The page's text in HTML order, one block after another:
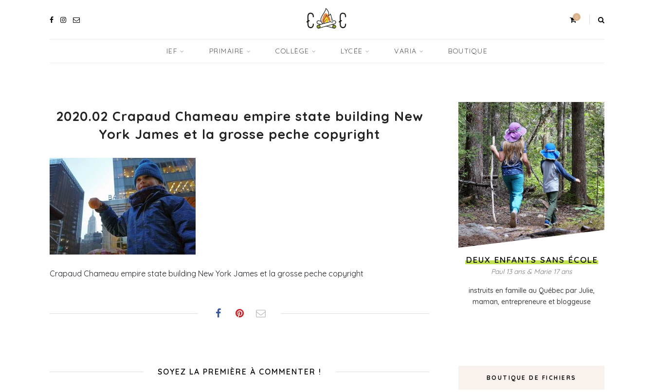
0
IEF PRIMAIRE COLLÈGE LYCÉE VARIA BOUTIQUE
2020.02 Crapaud Chameau empire state building New
York James et la grosse peche copyright
Crapaud Chameau empire state building New York James et la grosse peche copyright
SOYEZ LA PREMIÈRE À COMMENTER !
DEUX ENFANTS SANS ÉCOLE
Paul 13 ans & Marie 17 ans
instruits en famille au Québec par Julie,
maman, entrepreneure et bloggeuse
BOUTIQUE DE FICHIERS